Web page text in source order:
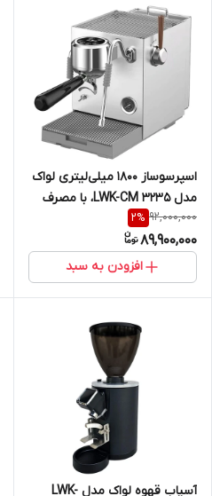
اسپرسوساز 1800 میلی‌لیتری لواک
مدل LWK-CM 3235، با مصرف
پودر قهوه، مناسب تهیه
اسپرسو، کاپوچینو و کافه لاته،
دارای 1 عدد نازل قهوه، سینی
چکه گیر، سیستم گرم کردن
92,000,000
2%
89,900,000
افزودن به سبد
آسیاب قهوه لواک مدل LWK-